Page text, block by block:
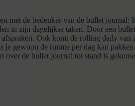
met de bedenker van de bullet journal:
in zijn dagelijkse taken. Door een
afspraken. Ook komt de rolling daily
je gewoon de ruimte per dag kan
over de bullet journal tot stand is